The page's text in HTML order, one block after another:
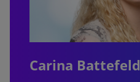
Carina Battefeld